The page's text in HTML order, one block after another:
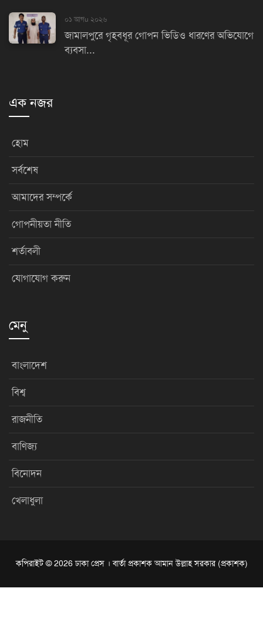
০১ আগu ২০২৬
জামালপুরে গৃহবধূর গোপন ভিডিও ধারণের অভিযোগে
ব্যবসা...
এক নজর
হোম
সর্বশেষ
আমাদের সম্পর্কে
গোপনীয়তা নীতি
শর্তাবলী
যোগাযোগ করুন
মেনু
বাংলাদেশ
বিশ্ব
রাজনীতি
বাণিজ্য
বিনোদন
খেলাধুলা
কপিরাইট © 2026 ঢাকা প্রেস । বার্তা প্রকাশক আমান উল্লাহ সরকার (প্রকাশক)